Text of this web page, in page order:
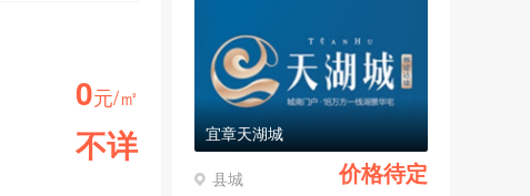
0元/㎡
不详 宜章天湖城
县城 价格待定